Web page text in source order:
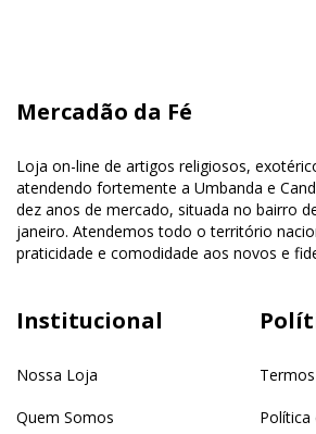
Mercadão da Fé
Loja on-line de artigos religiosos,
atendendo fortemente a Umbanda e
dez anos de mercado, situada no bairro
janeiro. Atendemos todo o território
praticidade e comodidade aos novos e
Institucional
Nossa Loja
Quem Somos Política